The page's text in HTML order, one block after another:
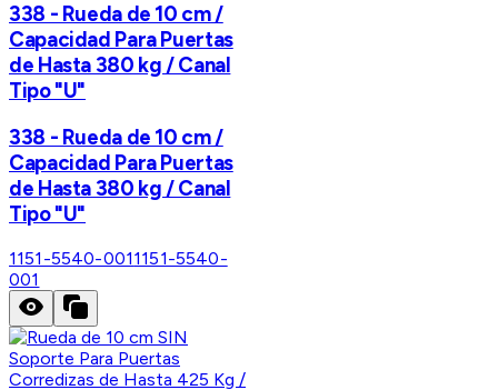
338 - Rueda de 10 cm /
Capacidad Para Puertas
de Hasta 380 kg / Canal
Tipo "U"
338 - Rueda de 10 cm /
Capacidad Para Puertas
de Hasta 380 kg / Canal
Tipo "U"
1151-5540-0011151-5540-
001